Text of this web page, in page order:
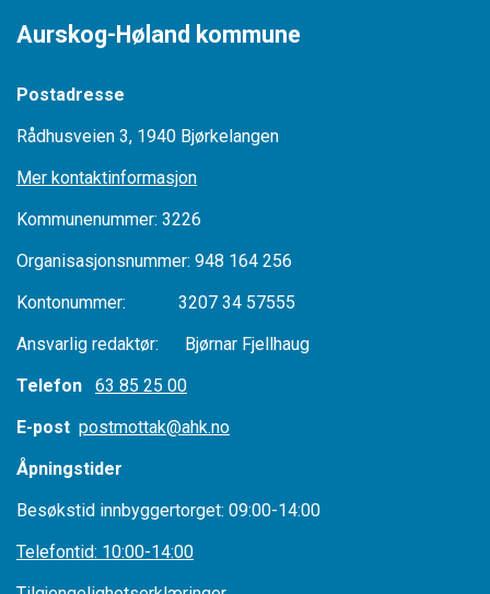
Aurskog-Høland kommune
Postadresse
Rådhusveien 3, 1940 Bjørkelangen
Mer kontaktinformasjon
Kommunenummer: 3226
Organisasjonsnummer: 948 164 256
Kontonummer: 3207 34 57555
Ansvarlig redaktør: Bjørnar Fjellhaug
Telefon 63 85 25 00
E-post postmottak@ahk.no
Åpningstider
Besøkstid innbyggertorget: 09:00-14:00
Telefontid: 10:00-14:00